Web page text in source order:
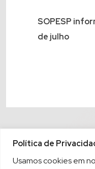
Política de
Usamos cookies em
SOPESP
de julho